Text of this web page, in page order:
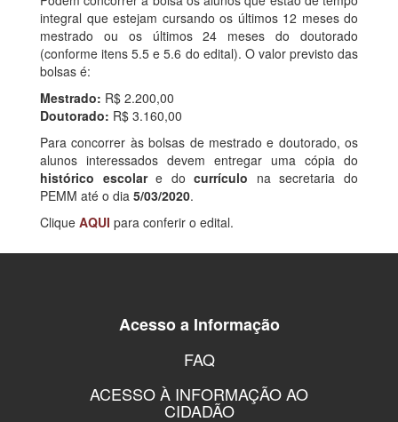
integral que estejam cursando os últimos 12 meses do
mestrado ou os últimos 24 meses do doutorado
(conforme itens 5.5 e 5.6 do edital). O valor previsto das
bolsas é:
Mestrado: R$ 2.200,00
Doutorado: R$ 3.160,00
Para concorrer às bolsas de mestrado e doutorado, os
alunos interessados devem entregar uma cópia do
histórico escolare docurrículo na secretaria do
PEMM até o dia 5/03/2020.
Clique AQUI para conferir o edital.
Acesso a Informação
FAQ
ACESSO À INFORMAÇÃO AO
CIDADÃO